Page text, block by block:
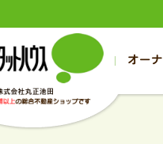
オー
お客様の声
入居者様ページ